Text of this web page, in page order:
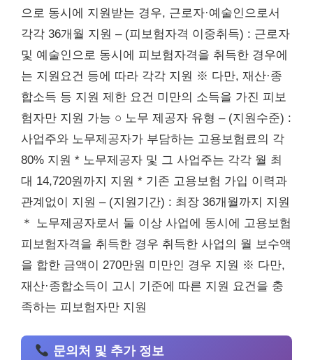
으로 동시에 지원받는 경우, 근로자·예술인으로서
각각 36개월 지원 – (피보험자격 이중취득) : 근로자
및 예술인으로 동시에 피보험자격을 취득한 경우에
는 지원요건 등에 따라 각각 지원 ※ 다만, 재산·종
합소득 등 지원 제한 요건 미만의 소득을 가진 피보
험자만 지원 가능 ○ 노무 제공자 유형 – (지원수준) :
사업주와 노무제공자가 부담하는 고용보험료의 각
80% 지원 * 노무제공자 및 그 사업주는 각각 월 최
대 14,720원까지 지원 * 기존 고용보험 가입 이력과
관계없이 지원 – (지원기간) : 최장 36개월까지 지원
＊ 노무제공자로서 둘 이상 사업에 동시에 고용보험
피보험자격을 취득한 경우 취득한 사업의 월 보수액
을 합한 금액이 270만원 미만인 경우 지원 ※ 다만,
재산·종합소득이 고시 기준에 따른 지원 요건을 충
족하는 피보험자만 지원
문의처 및 추가 정보